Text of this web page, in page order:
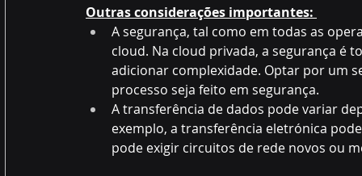
Outras considerações importantes:
A segurança, tal como em todas as
cloud. Na cloud privada, a segurança
adicionar complexidade. Optar por um
processo seja feito em segurança.
A transferência de dados pode variar
exemplo, a transferência eletrónica
pode exigir circuitos de rede novos ou